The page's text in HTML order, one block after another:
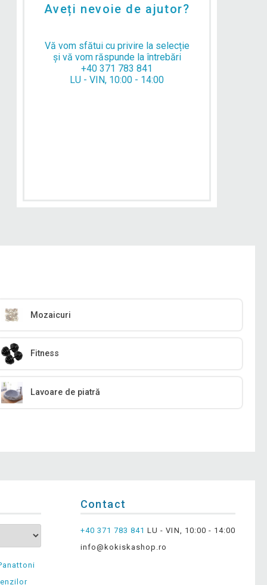
Aveți nevoie de ajutor?
Vă vom sfătui cu privire la selecție
și vă vom răspunde la întrebări
+40 371 783 841
LU - VIN, 10:00 - 14:00
Mozaicuri
Fitness
Lavoare de piatră
Contact
+40 371 783 841 LU - VIN, 10:00 - 14:00
info@kokiskashop.ro